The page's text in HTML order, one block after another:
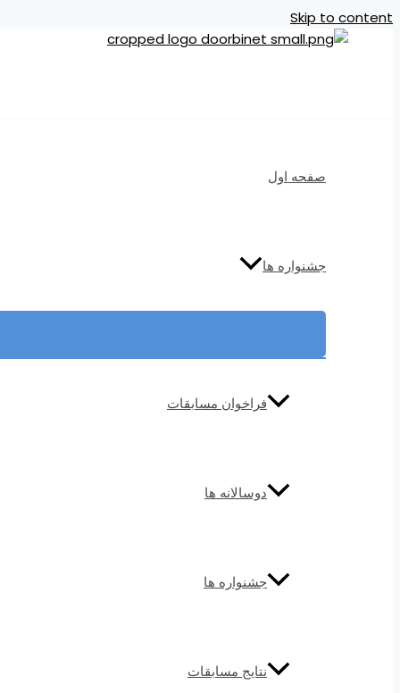
Skip to content
صفحه اول
جشنواره ها
فراخوان مسابقات
دوسالانه ها
جشنواره ها
نتایج مسابقات